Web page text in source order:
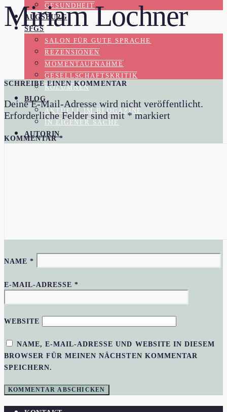
GESUNDHEIT
AUGSBURG
SFGS
SALON FÜR GUTE SPRACHE
REZENSIONEN
MOMENTAUFNAHME
GESELLSCHAFTSKRITIK
KOLUMNEN
BLOG
AKTUELL IM BLOGAZINE
IN EIGENER SACHE
AUTORIN
Miriam Lochner
SCHREIBE EINEN KOMMENTAR
Deine E-Mail-Adresse wird nicht veröffentlicht.
Erforderliche Felder sind mit*markiert
KOMMENTAR*
NAME*
E-MAIL-ADRESSE*
WEBSITE
NAME, E-MAIL-ADRESSE UND WEBSITE IN DIESEM
BROWSER FÜR MEINEN NÄCHSTEN KOMMENTAR
SPEICHERN.